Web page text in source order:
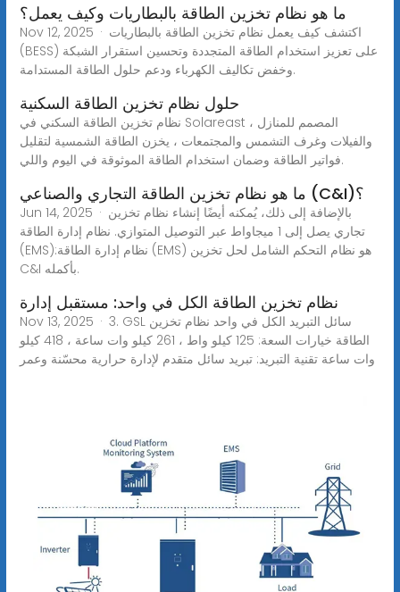
ما هو نظام تخزين الطاقة بالبطاريات وكيف يعمل؟
Nov 12, 2025 · اكتشف كيف يعمل نظام تخزين الطاقة بالبطاريات
(BESS) على تعزيز استخدام الطاقة المتجددة وتحسين استقرار الشبكة
وخفض تكاليف الكهرباء ودعم حلول الطاقة المستدامة.
حلول نظام تخزين الطاقة السكنية
نظام تخزين الطاقة السكني في Solareast ، المصمم للمنازل
والفيلات وغرف التشمس والمجتمعات ، يخزن الطاقة الشمسية لتقليل
فواتير الطاقة وضمان استخدام الطاقة الموثوقة في اليوم واللي.
ما هو نظام تخزين الطاقة التجاري والصناعي (C&I)؟
Jun 14, 2025 · بالإضافة إلى ذلك، يُمكنه أيضًا إنشاء نظام تخزين
تجاري يصل إلى 1 ميجاواط عبر التوصيل المتوازي. نظام إدارة الطاقة
(EMS):نظام إدارة الطاقة (EMS) هو نظام التحكم الشامل لحل تخزين
C&I بأكمله.
نظام تخزين الطاقة الكل في واحد: مستقبل إدارة
Nov 13, 2025 · 3. GSL سائل التبريد الكل في واحد نظام تخزين
الطاقة خيارات السعة: 125 كيلو واط ، 261 كيلو وات ساعة ، 418 كيلو
وات ساعة تقنية التبريد: تبريد سائل متقدم لإدارة حرارية محسّنة وعمر